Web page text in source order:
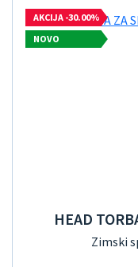
AKCIJA -30.00%
NOVO
HEAD
Zimski